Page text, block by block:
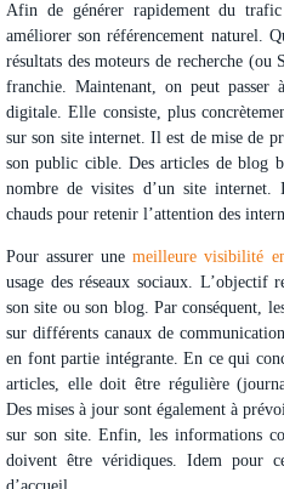
Afin de générer rapidement du
améliorer son référencement naturel .
résultats des moteurs de recherche (ou
franchie. Maintenant, on peut passer
digitale. Elle consiste, plus
sur son site internet. Il est de mise de
son public cible. Des articles de blog
nombre de visites d’un site
chauds pour retenir l’attention des
Pour assurer unemeilleure visibilité
usage des réseaux sociaux.
son site ou son blog. Par conséquent,
sur différents canaux de
en font partie intégrante. En ce qui
articles, elle doit être régulière
Des mises à jour sont également à
sur son site. Enfin, les informations
doivent être véridiques. Idem pour